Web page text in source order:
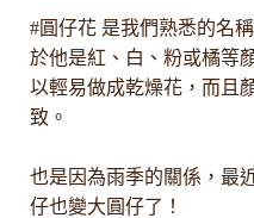
#圓仔花 是我們熟悉的名
於他是紅、白、粉或橘等
以輕易做成乾燥花，而且
致。
也是因為雨季的關係，最
仔也變大圓仔了！